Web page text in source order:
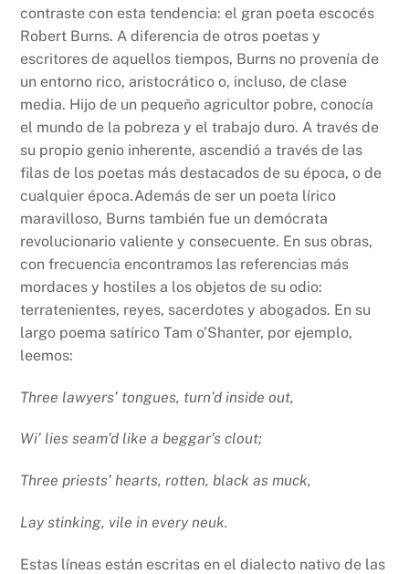
contraste con esta tendencia: el gran poeta escocés
Robert Burns. A diferencia de otros poetas y
escritores de aquellos tiempos, Burns no provenía de
un entorno rico, aristocrático o, incluso, de clase
media. Hijo de un pequeño agricultor pobre, conocía
el mundo de la pobreza y el trabajo duro. A través de
su propio genio inherente, ascendió a través de las
filas de los poetas más destacados de su época, o de
cualquier época.Además de ser un poeta lírico
maravilloso, Burns también fue un demócrata
revolucionario valiente y consecuente. En sus obras,
con frecuencia encontramos las referencias más
mordaces y hostiles a los objetos de su odio:
terratenientes, reyes, sacerdotes y abogados. En su
largo poema satírico Tam o’Shanter, por ejemplo,
leemos:
Three lawyers’ tongues, turn’d inside out,
Wi’ lies seam’d like a beggar’s clout;
Three priests’ hearts, rotten, black as muck,
Lay stinking, vile in every neuk.
Estas líneas están escritas en el dialecto nativo de las